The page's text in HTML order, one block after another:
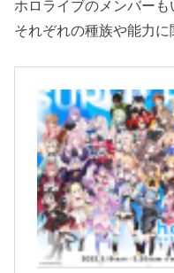
ホロライブのメンバーも
それぞれの種族や能力に